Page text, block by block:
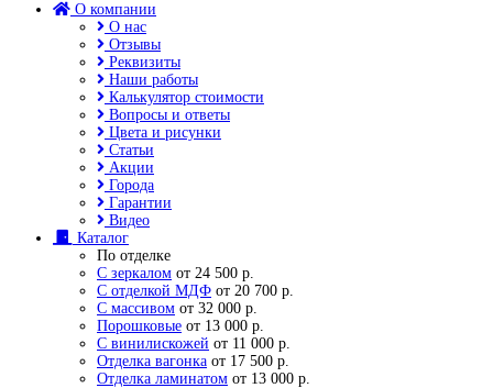
О компании
О нас
Отзывы
Реквизиты
Наши работы
Калькулятор стоимости
Вопросы и ответы
Цвета и рисунки
Статьи
Акции
Города
Гарантии
Видео
Каталог
По отделке
С зеркалом от 24 500 р.
С отделкой МДФ от 20 700 р.
С массивом от 32 000 р.
Порошковые от 13 000 р.
С винилискожей от 11 000 р.
Отделка вагонка от 17 500 р.
Отделка ламинатом от 13 000 р.